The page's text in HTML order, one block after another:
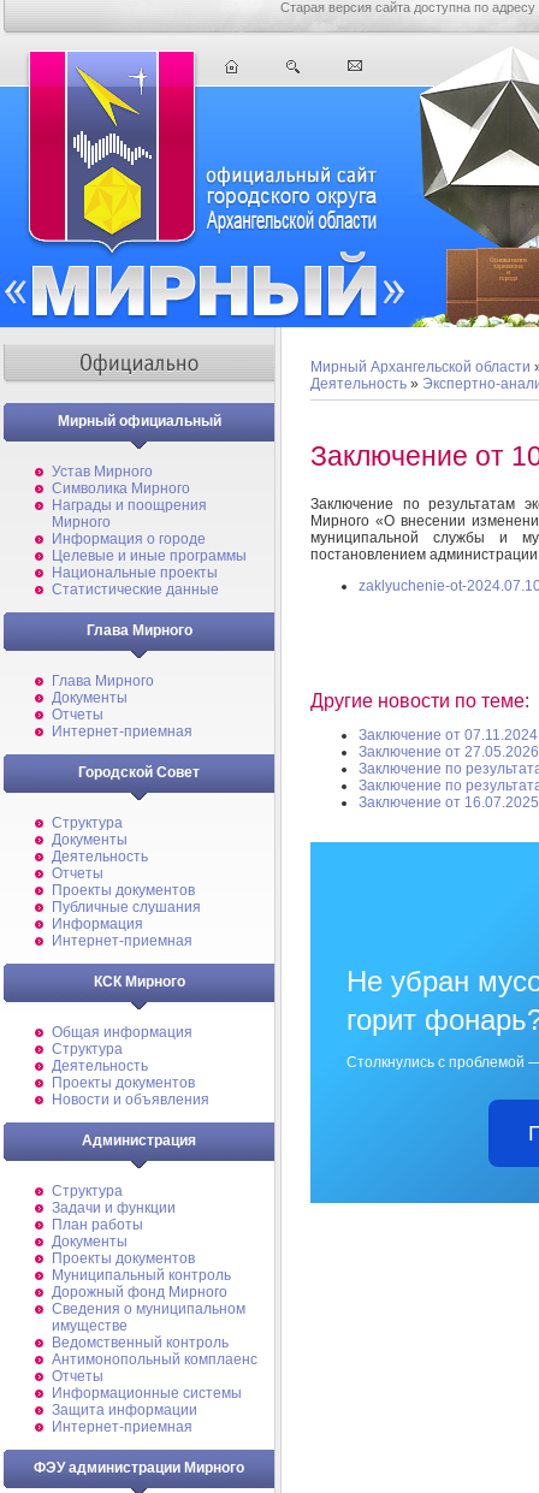
Старая версия сайта доступна по адресу
Мирный официальный
Устав Мирного
Символика Мирного
Награды и поощрения
Мирного
Информация о городе
Целевые и иные программы
Национальные проекты
Статистические данные
Глава Мирного
Глава Мирного
Документы
Отчеты
Интернет-приемная
Городской Совет
Структура
Документы
Деятельность
Отчеты
Проекты документов
Публичные слушания
Информация
Интернет-приемная
КСК Мирного
Общая информация
Структура
Деятельность
Проекты документов
Новости и объявления
Администрация
Структура
Задачи и функции
План работы
Документы
Проекты документов
Муниципальный контроль
Дорожный фонд Мирного
Cведения о муниципальном
имуществе
Ведомственный контроль
Антимонопольный комплаенс
Отчеты
Информационные системы
Защита информации
Интернет-приемная
ФЭУ администрации Мирного
Мирный Архангельской области
Деятельность » Экспертно-
Заключение от
Заключение по результатам
Мирного «О внесении
муниципальной службы и
постановлением
zaklyuchenie-ot-
Другие новости по теме:
Заключение от 07.11.2024
Заключение от 27.05.2026
Заключение по
Заключение по
Заключение от 16.07.2025
Не убран
горит
Столкнулись с проблемой